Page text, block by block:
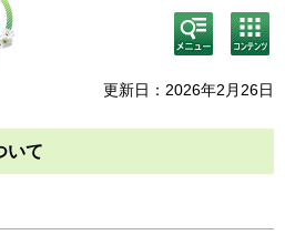
検
索・
メニ
コン
テン
ニュ
更新日：2026年2月26日
いて